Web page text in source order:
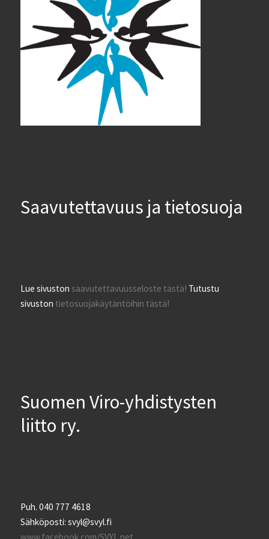
Saavutettavuus ja tietosuoja
Lue sivustonsaavutettavuusseloste tästä! Tutustu
sivuston tietosuojakäytäntöihin tästä!
Suomen Viro-yhdistysten
liitto ry.
Puh. 040 777 4618
Sähköposti: svyl@svyl.fi